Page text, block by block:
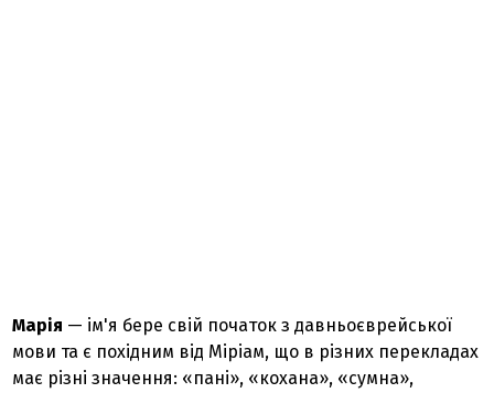
Марія — ім'я бере свій початок з давньоєврейської
мови та є похідним від Міріам, що в різних перекладах
має різні значення: «пані», «кохана», «сумна»,